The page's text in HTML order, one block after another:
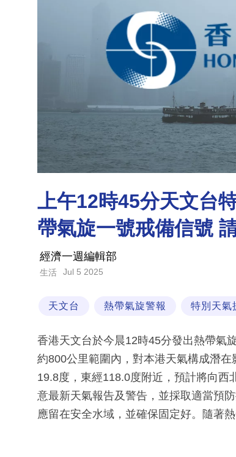
上午12時45分天文台
帶氣旋一號戒備信號
經濟一週編輯部
生活 Jul 5 2025
天文台 熱帶氣旋警報 特別天氣
香港天文台於今晨12時45分發出熱帶氣
約800公里範圍內，對本港天氣構成潛
19.8度，東經118.0度附近，預計將向西
意最新天氣報告及警告，並採取適當預
應留在安全水域，並確保固定好。隨著